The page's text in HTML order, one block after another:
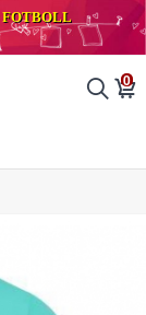
FOTBOLL
󰂨 0
󰃦